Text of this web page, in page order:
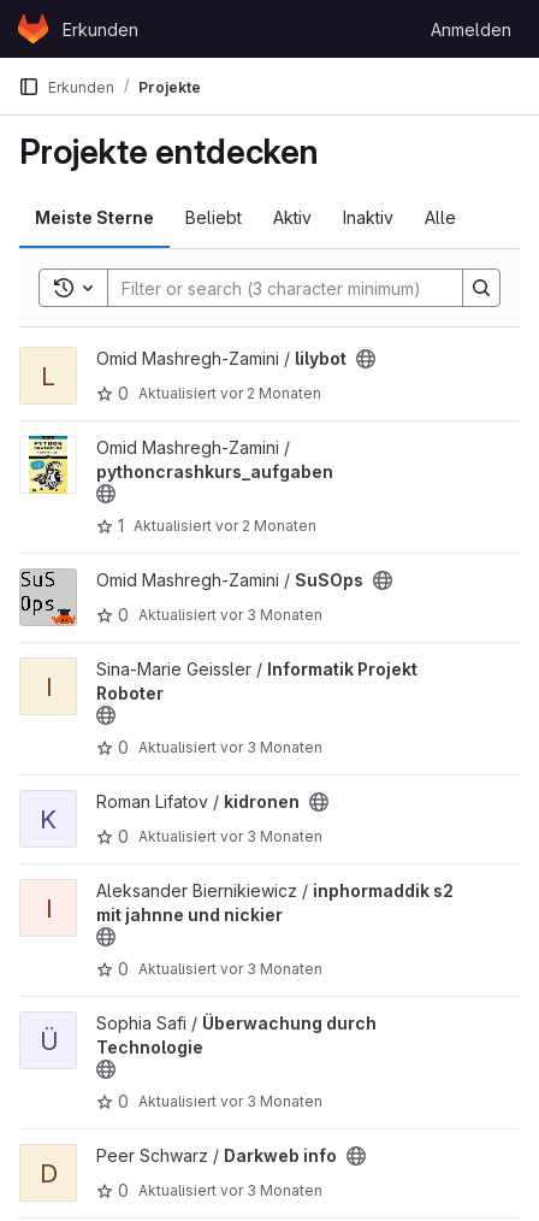
Skip to content
GitLabErkunden Anmelden
Erkunden Projekte
Projekte entdecken
Meiste Sterne Beliebt Aktiv Inaktiv Alle
Toggle search history
Projekt lilybot ansehen
L
Omid Mashregh-Zamini / lilybot
0
Aktualisiert vor 2 Monaten
Projekt pythoncrashkurs_aufgaben ansehen
Omid Mashregh-Zamini /
pythoncrashkurs_aufgaben
1 Aktualisiert vor 2 Monaten
Projekt SuSOps ansehen
Omid Mashregh-Zamini / SuSOps
0
Aktualisiert vor 3 Monaten
Projekt Informatik Projekt Roboter ansehen
I
Sina-Marie Geissler / Informatik Projekt
Roboter
0 Aktualisiert vor 3 Monaten
Projekt kidronen ansehen
K
Roman Lifatov / kidronen
0
Aktualisiert vor 3 Monaten
Projekt inphormaddik s2 mit jahnne und nickier ansehen
I
Aleksander Biernikiewicz / inphormaddik s2
mit jahnne und nickier
0 Aktualisiert vor 3 Monaten
Projekt Überwachung durch Technologie ansehen
Ü
Sophia Safi / Überwachung durch
Technologie
0 Aktualisiert vor 3 Monaten
Projekt Darkweb info ansehen
D
Peer Schwarz / Darkweb info
0
Aktualisiert vor 3 Monaten